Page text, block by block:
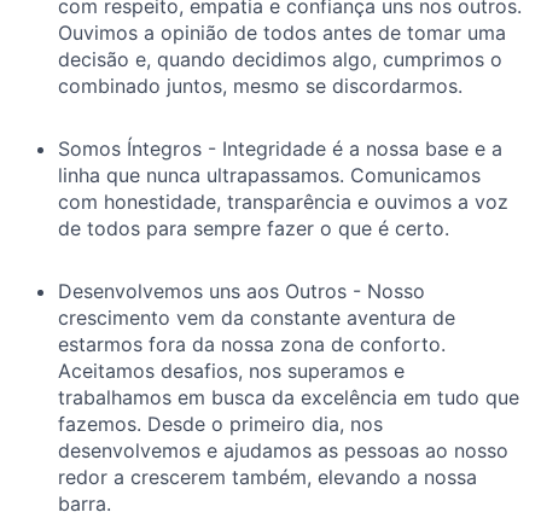
com respeito, empatia e confiança uns nos outros.
Ouvimos a opinião de todos antes de tomar uma
decisão e, quando decidimos algo, cumprimos o
combinado juntos, mesmo se discordarmos.
Somos Íntegros - Integridade é a nossa base e a
linha que nunca ultrapassamos. Comunicamos
com honestidade, transparência e ouvimos a voz
de todos para sempre fazer o que é certo.
Desenvolvemos uns aos Outros - Nosso
crescimento vem da constante aventura de
estarmos fora da nossa zona de conforto.
Aceitamos desafios, nos superamos e
trabalhamos em busca da excelência em tudo que
fazemos. Desde o primeiro dia, nos
desenvolvemos e ajudamos as pessoas ao nosso
redor a crescerem também, elevando a nossa
barra.